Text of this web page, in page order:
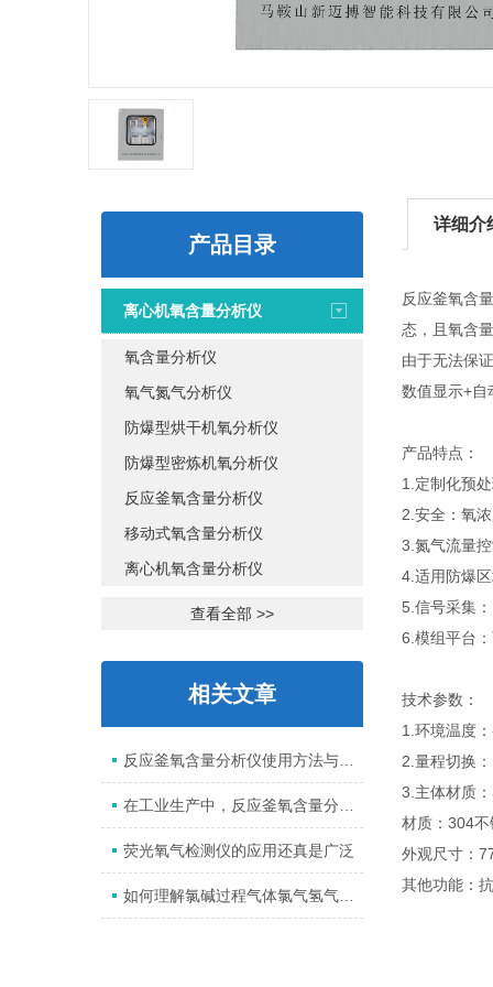
产品目录
离心机氧含量分析仪
氧含量分析仪
氧气氮气分析仪
防爆型烘干机氧分析仪
防爆型密炼机氧分析仪
反应釜氧含量分析仪
移动式氧含量分析仪
离心机氧含量分析仪
查看全部 >>
相关文章
反应釜氧含量分析仪使用方法与保养
荧光氧气检测仪的应用还真是广泛
如何理解氯碱过程气体氯气氢气分析系统？
详细介
反应釜氧含
态，且氧含
由于无法保
数值显示+自
产品特点：
1.定制化预
2.安全：氧
3.氮气流量
4.适用防爆
5.信号采集
6.模组平台
技术参数：
1.环境温度
2.量程切换
3.主体材质
材质：304
外观尺寸：
其他功能：